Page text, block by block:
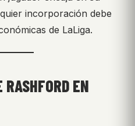
incorporación debe
de LaLiga.
EN